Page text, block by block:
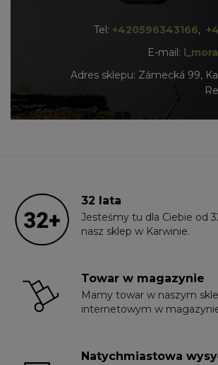
Tel: +420596343166,
E-mail:
Adres sklepu: Zámecká 99,
32 lata
Jesteśmy tu dla Ciebie od
nasz sklep w Karwinie.
Towar w magazynie
Mamy towar w naszym
internetowym w
Natychmiastowa